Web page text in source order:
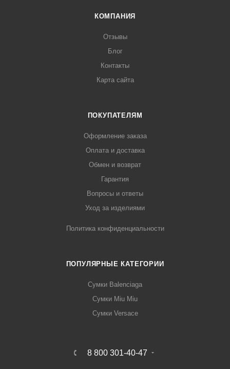
КОМПАНИЯ
Отзывы
Блог
Контакты
Карта сайта
ПОКУПАТЕЛЯМ
Оформление заказа
Оплата и доставка
Обмен и возврат
Гарантия
Вопросы и ответы
Уход за изделиями
Политика конфиденциальности
ПОПУЛЯРНЫЕ КАТЕГОРИИ
Сумки Balenciaga
Сумки Miu Miu
Сумки Versace
8 800 301-40-47